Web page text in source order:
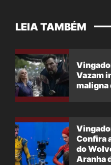
LEIA TAMBÉM
Vazam
maligna
Confira
do
Aranha